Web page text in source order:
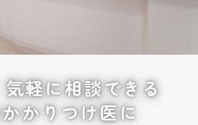
気軽に相談できる
かりつけ医に